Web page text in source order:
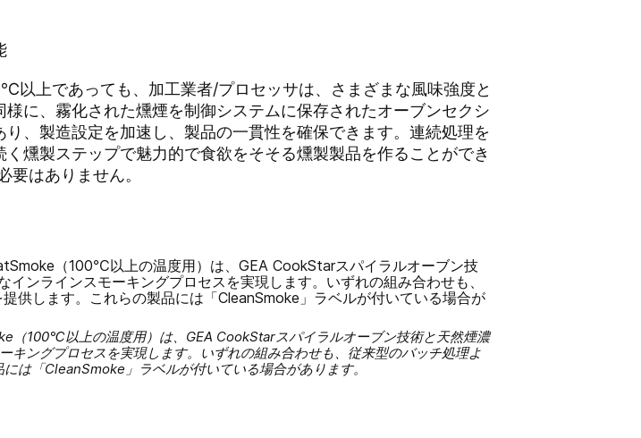
上であっても、加工業者/プロセッサは、さまざまな風味強度と
に、霧化された燻煙を制御システムに保存されたオーブンセクシ
、製造設定を加速し、製品の一貫性を確保できます。連続処理を
燻製ステップで魅力的で食欲をそそる燻製製品を作ることができ
はありません。
100℃以上の温度用）は、GEA CookStarスパイラルオーブン技術と天然煙濃
ングプロセスを実現します。いずれの組み合わせも、従来型のバッチ処理よ
は「CleanSmoke」ラベルが付いている場合があります。